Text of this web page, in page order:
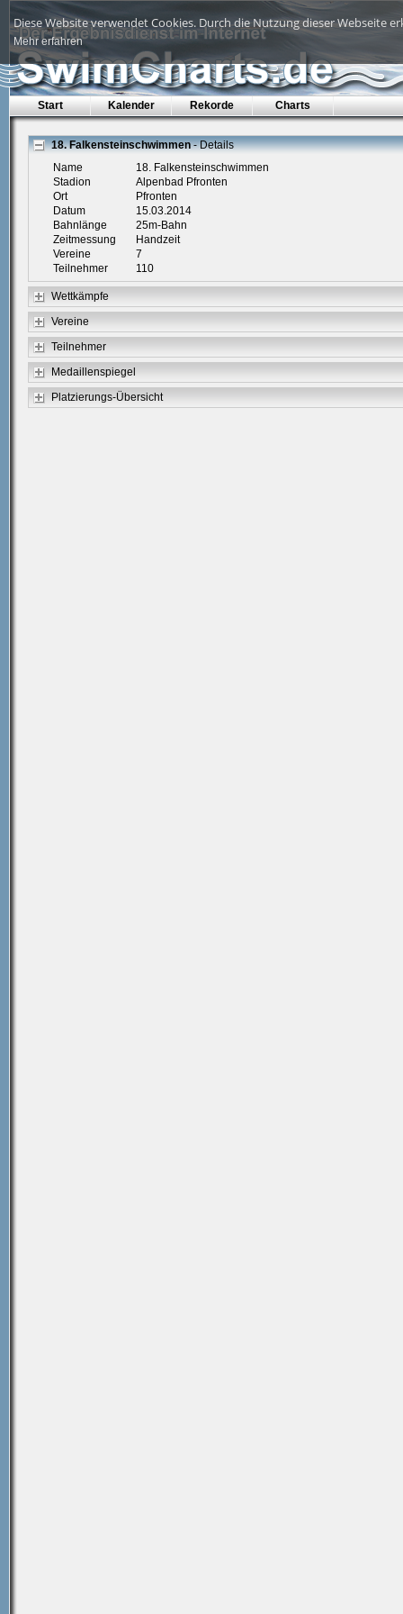
Diese Website verwendet Cookies. Durch die Nutzung dieser Webseite
Mehr erfahren
Start Kalender Rekorde Charts
18. Falkensteinschwimmen- Details
Name
18. Falkensteinschwimmen
Stadion
Alpenbad Pfronten
Ort
Pfronten
Datum
15.03.2014
Bahnlänge
25m-Bahn
Zeitmessung
Handzeit
Vereine
7
Teilnehmer
110
Wettkämpfe
Vereine
Teilnehmer
Medaillenspiegel
Platzierungs-Übersicht